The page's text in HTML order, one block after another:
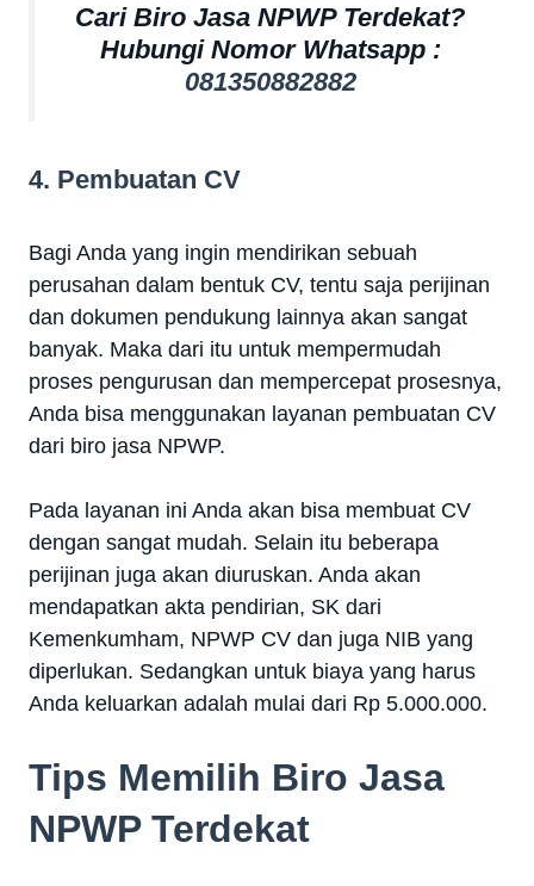
Cari Biro Jasa NPWP Terdekat?
Hubungi Nomor Whatsapp :
081350882882
4. Pembuatan CV
Bagi Anda yang ingin mendirikan sebuah
perusahan dalam bentuk CV, tentu saja perijinan
dan dokumen pendukung lainnya akan sangat
banyak. Maka dari itu untuk mempermudah
proses pengurusan dan mempercepat prosesnya,
Anda bisa menggunakan layanan pembuatan CV
dari biro jasa NPWP.
Pada layanan ini Anda akan bisa membuat CV
dengan sangat mudah. Selain itu beberapa
perijinan juga akan diuruskan. Anda akan
mendapatkan akta pendirian, SK dari
Kemenkumham, NPWP CV dan juga NIB yang
diperlukan. Sedangkan untuk biaya yang harus
Anda keluarkan adalah mulai dari Rp 5.000.000.
Tips Memilih Biro Jasa
NPWP Terdekat